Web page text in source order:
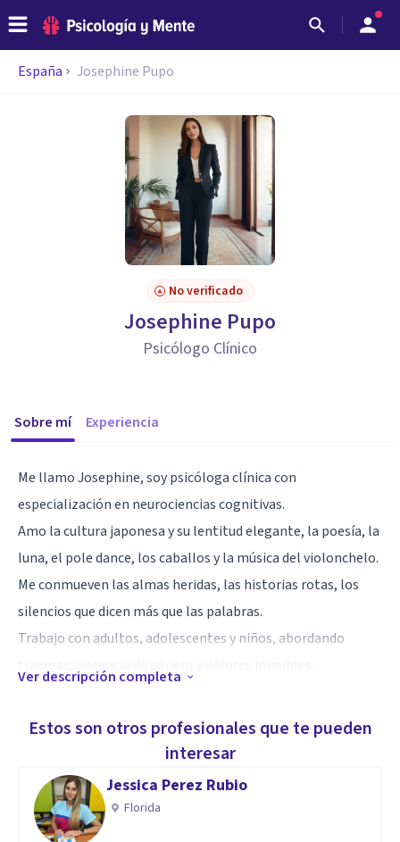
España Josephine Pupo
No verificado
Josephine Pupo
Psicólogo Clínico
Sobre mí Experiencia
Me llamo Josephine, soy psicóloga clínica con
especialización en neurociencias cognitivas.
Amo la cultura japonesa y su lentitud elegante, la poesía, la
luna, el pole dance, los caballos y la música del violonchelo.
Me conmueven las almas heridas, las historias rotas, los
silencios que dicen más que las palabras.
Trabajo con adultos, adolescentes y niños, abordando
ternura, donde el cambio nace del escucha auténtica.
Utilizo enfoques no farmacológicos como la pet therapy y
la hipoterapia, especialmente con los más pequeños.
No prometo soluciones, sino escucha. No ofrezco
respuestas, sino caminos compartidos.
Ver descripción completa
Estos son otros profesionales que te pueden
interesar
Jessica Perez Rubio
Florida